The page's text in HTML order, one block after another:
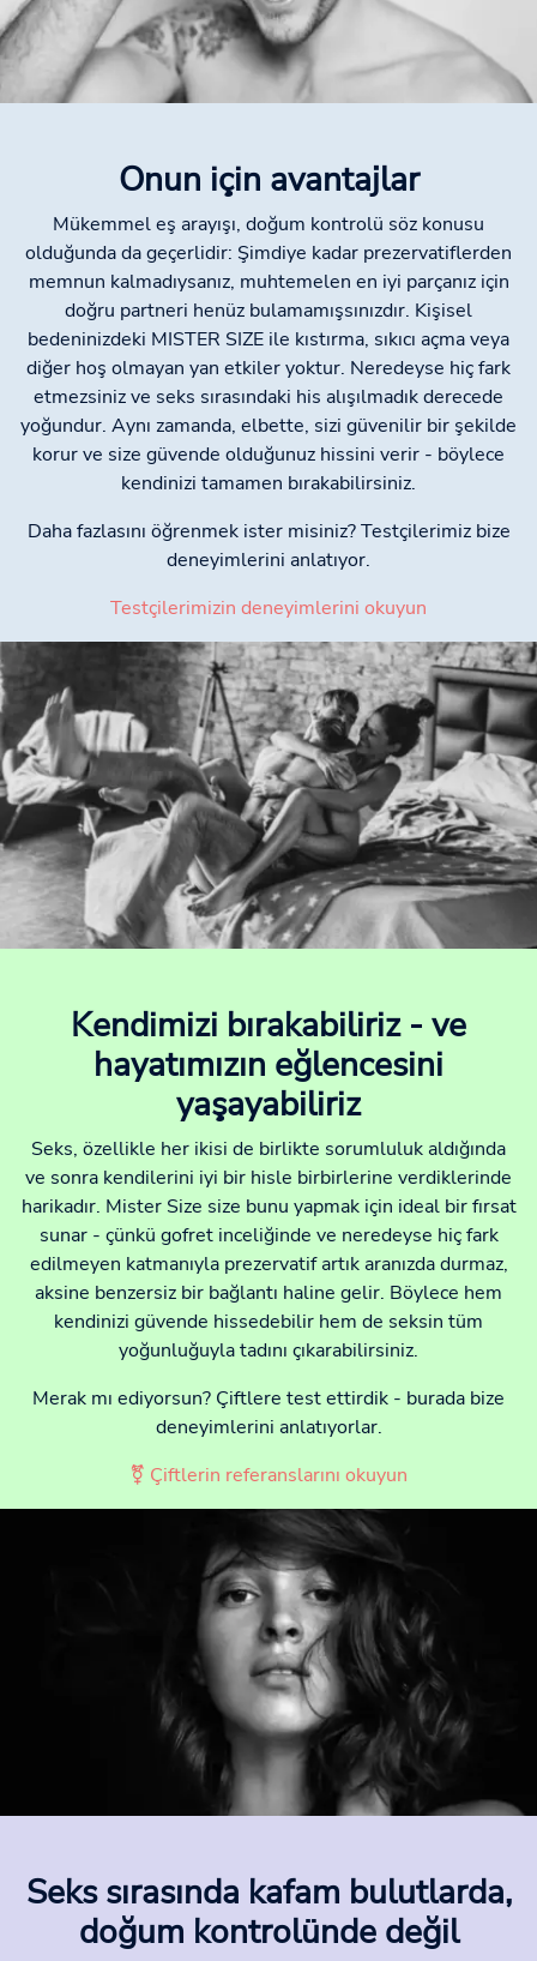
Onun için avantajlar
Mükemmel eş arayışı, doğum kontrolü söz konusu
olduğunda da geçerlidir: Şimdiye kadar prezervatiflerden
memnun kalmadıysanız, muhtemelen en iyi parçanız için
doğru partneri henüz bulamamışsınızdır. Kişisel
bedeninizdeki MISTER SIZE ile kıstırma, sıkıcı açma veya
diğer hoş olmayan yan etkiler yoktur. Neredeyse hiç fark
etmezsiniz ve seks sırasındaki his alışılmadık derecede
yoğundur. Aynı zamanda, elbette, sizi güvenilir bir şekilde
korur ve size güvende olduğunuz hissini verir - böylece
kendinizi tamamen bırakabilirsiniz.
Daha fazlasını öğrenmek ister misiniz? Testçilerimiz bize
deneyimlerini anlatıyor.
Testçilerimizin deneyimlerini okuyun
Kendimizi bırakabiliriz - ve
hayatımızın eğlencesini
yaşayabiliriz
Seks, özellikle her ikisi de birlikte sorumluluk aldığında
ve sonra kendilerini iyi bir hisle birbirlerine verdiklerinde
harikadır. Mister Size size bunu yapmak için ideal bir fırsat
sunar - çünkü gofret inceliğinde ve neredeyse hiç fark
edilmeyen katmanıyla prezervatif artık aranızda durmaz,
aksine benzersiz bir bağlantı haline gelir. Böylece hem
kendinizi güvende hissedebilir hem de seksin tüm
yoğunluğuyla tadını çıkarabilirsiniz.
Merak mı ediyorsun? Çiftlere test ettirdik - burada bize
deneyimlerini anlatıyorlar.
⚧ Çiftlerin referanslarını okuyun
Seks sırasında kafam bulutlarda,
doğum kontrolünde değil